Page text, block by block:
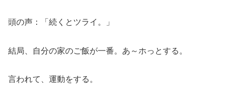
頭の声：「続くとツライ。」
結局、自分の家のご飯が一番。あ～ホっとする。
言われて、運動をする。